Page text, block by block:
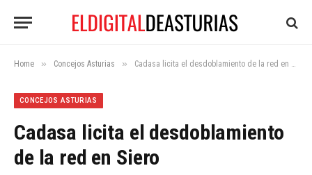
Home » Concejos Asturias » Cadasa licita el desdoblamiento de la red en Siero
CONCEJOS ASTURIAS
Cadasa licita el desdoblamiento
de la red en Siero